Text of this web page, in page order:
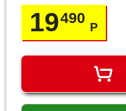
19490
Р